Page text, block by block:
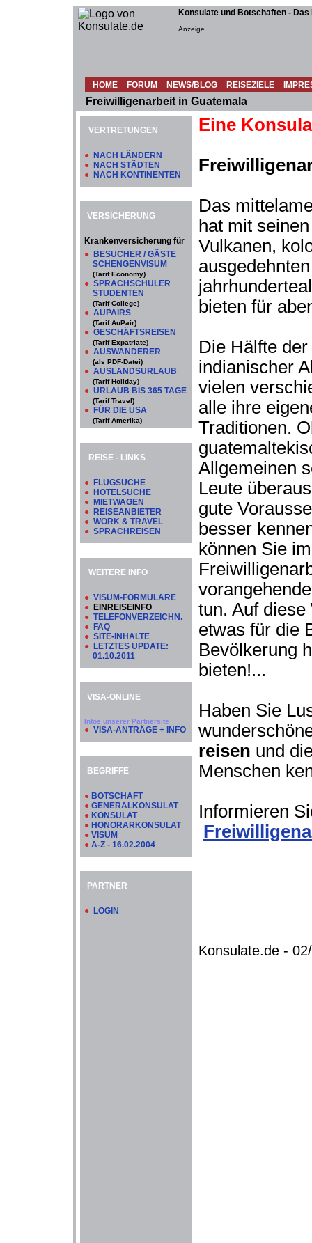
Konsulate und Botschaften -
Anzeige
HOME FORUM NEWS/BLOG REISEZIELE
Freiwilligenarbeit in Guatemala
VERTRETUNGEN
● NACH LÄNDERN
● NACH STÄDTEN
● NACH KONTINENTEN
VERSICHERUNG
Krankenversicherung für
● BESUCHER / GÄSTE
SCHENGENVISUM
(Tarif Economy)
● SPRACHSCHÜLER
STUDENTEN
(Tarif College)
● AUPAIRS
(Tarif AuPair)
● GESCHÄFTSREISEN
(Tarif Expatriate)
● AUSWANDERER
(als PDF-Datei)
● AUSLANDSURLAUB
(Tarif Holiday)
● URLAUB BIS 365 TAGE
(Tarif Travel)
● FÜR DIE USA
(Tarif Amerika)
REISE - LINKS
● FLUGSUCHE
● HOTELSUCHE
● MIETWAGEN
● REISEANBIETER
● WORK & TRAVEL
● SPRACHREISEN
WEITERE INFO
● VISUM-FORMULARE
● EINREISEINFO
● TELEFONVERZEICHN.
● FAQ
● SITE-INHALTE
● LETZTES UPDATE:
01.10.2011
VISA-ONLINE
Infos unserer Partnersite
● VISA-ANTRÄGE + INFO
BEGRIFFE
● BOTSCHAFT
● GENERALKONSULAT
● KONSULAT
● HONORARKONSULAT
● VISUM
● A-Z - 16.02.2004
PARTNER
● LOGIN
Eine
Das
hat mit
Vulkanen,
bieten für
Die Hälfte
indianischer
vielen
alle ihre
Traditionen.
Allgemeinen
Leute
gute
besser
können Sie
tun. Auf
etwas für die
Bevölkerung
bieten!...
Haben Sie
reisen und
Menschen
Informieren
Konsulate.de -